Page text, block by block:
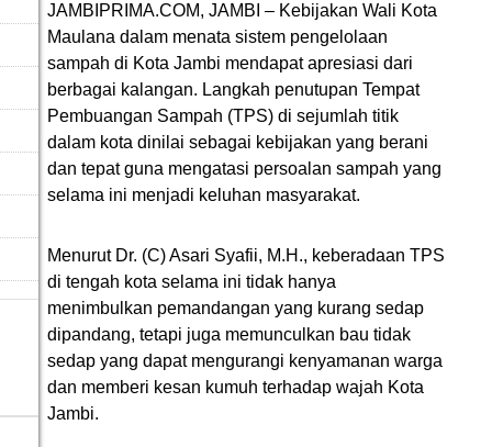
JAMBIPRIMA.COM, JAMBI – Kebijakan Wali Kota
Maulana dalam menata sistem pengelolaan
sampah di Kota Jambi mendapat apresiasi dari
berbagai kalangan. Langkah penutupan Tempat
Pembuangan Sampah (TPS) di sejumlah titik
dalam kota dinilai sebagai kebijakan yang berani
dan tepat guna mengatasi persoalan sampah yang
selama ini menjadi keluhan masyarakat.
Menurut Dr. (C) Asari Syafii, M.H., keberadaan TPS
di tengah kota selama ini tidak hanya
menimbulkan pemandangan yang kurang sedap
dipandang, tetapi juga memunculkan bau tidak
sedap yang dapat mengurangi kenyamanan warga
dan memberi kesan kumuh terhadap wajah Kota
Jambi.